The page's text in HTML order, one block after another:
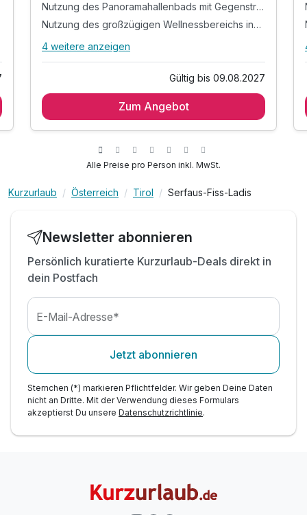
Nutzung des Panoramahallenbads mit Gegenstromanlage und Massagebank
Nutzung des großzügigen Wellnessbereichs inkl. Finnische Sauna, türkischem Dampfbad und Infrarotkabine
Alle Inklusivleistungen
täglich reichhaltiges Frühstücksbuffet
Nutzung des großzügigen Wellnessbereichs inkl.
Finnische Sauna, türkischem Dampfbad und
Infrarotkabine
Aufenthaltes
Ladis (Juni-September)
WLAN-Nutzung
4 weitere anzeigen
Gültig bis 09.08.2027
Zum Angebot
Alle Preise pro Person inkl. MwSt.
Kurzurlaub Österreich Tirol Serfaus-Fiss-Ladis
Newsletter abonnieren
Persönlich kuratierte Kurzurlaub-Deals direkt in
dein Postfach
E-Mail-Adresse*
Jetzt abonnieren
Sternchen (*) markieren Pflichtfelder. Wir geben Deine Daten
nicht an Dritte. Mit der Verwendung dieses Formulars
akzeptierst Du unsere Datenschutzrichtlinie.